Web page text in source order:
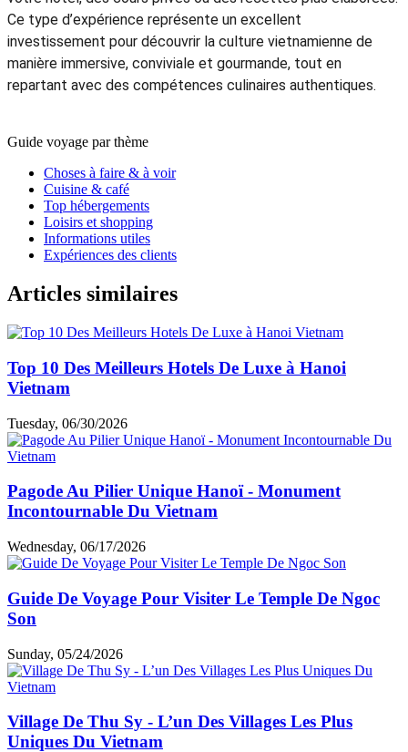
Ce type d’expérience représente un excellent
investissement pour découvrir la culture vietnamienne de
manière immersive, conviviale et gourmande, tout en
repartant avec des compétences culinaires authentiques.
Guide voyage par thème
Choses à faire & à voir
Cuisine & café
Top hébergements
Loisirs et shopping
Informations utiles
Expériences des clients
Articles similaires
Top 10 Des Meilleurs Hotels De Luxe à Hanoi
Vietnam
Tuesday, 06/30/2026
Pagode Au Pilier Unique Hanoï - Monument
Incontournable Du Vietnam
Wednesday, 06/17/2026
Guide De Voyage Pour Visiter Le Temple De Ngoc
Son
Sunday, 05/24/2026
Village De Thu Sy - L’un Des Villages Les Plus
Uniques Du Vietnam